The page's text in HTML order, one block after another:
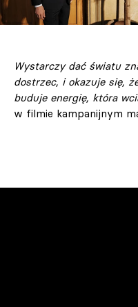
Wystarczy dać światu
dostrzec, i okazuje się,
buduje energię, która
w filmie kampanijnym